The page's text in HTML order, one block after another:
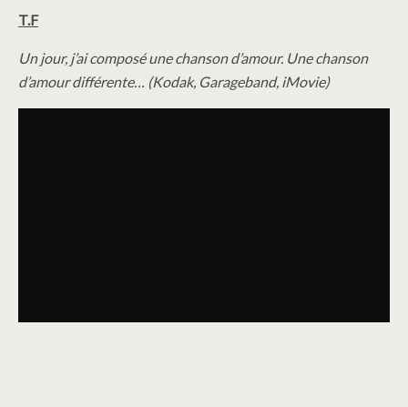
T.F
Un jour, j’ai composé une chanson d’amour. Une chanson
d’amour différente… (Kodak, Garageband, iMovie)